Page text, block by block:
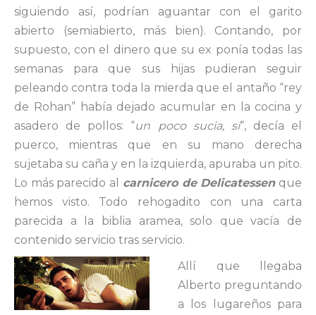
siguiendo así, podrían aguantar con el garito
abierto (semiabierto, más bien). Contando, por
supuesto, con el dinero que su ex ponía todas las
semanas para que sus hijas pudieran seguir
peleando contra toda la mierda que el antaño “rey
de Rohan” había dejado acumular en la cocina y
asadero de pollos: “un poco sucia, sí“, decía el
puerco, mientras que en su mano derecha
sujetaba su caña y en la izquierda, apuraba un pito.
Lo más parecido al carnicero de Delicatessenque
hemos visto. Todo rehogadito con una carta
parecida a la biblia aramea, solo que vacía de
contenido servicio tras servicio.
Allí que llegaba
Alberto preguntando
a los lugareños para